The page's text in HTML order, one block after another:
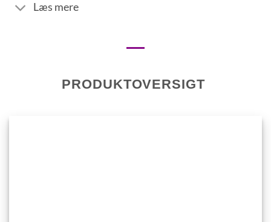
Læs mere
PRODUKTOVERSIGT